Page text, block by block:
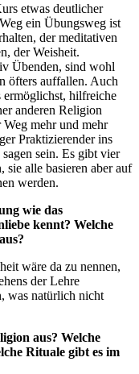
etwas deutlicher
ein Übungsweg ist
der meditativen
der Weisheit.
Übenden, sind wohl
öfters auffallen. Auch
ermöglichst, hilfreiche
anderen Religion
mehr und mehr
Praktizierender ins
sein. Es gibt vier
alle basieren aber auf
werden.
wie das
kennt? Welche
wäre da zu nennen,
der Lehre
was natürlich nicht
aus? Welche
Rituale gibt es im